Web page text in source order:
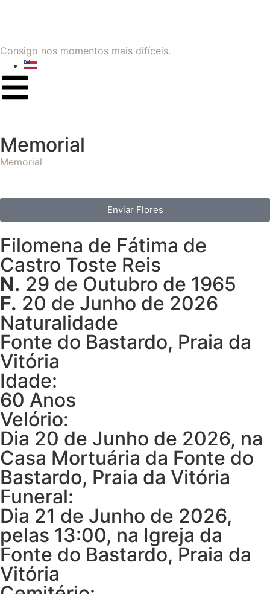
Consigo nos momentos mais difíceis.
Memorial
Memorial
Enviar Flores
Filomena de Fátima de
Castro Toste Reis
N. 29 de Outubro de 1965
F. 20 de Junho de 2026
Naturalidade
Fonte do Bastardo, Praia da
Vitória
Idade:
60 Anos
Velório:
Dia 20 de Junho de 2026, na
Casa Mortuária da Fonte do
Bastardo, Praia da Vitória
Funeral:
Dia 21 de Junho de 2026,
pelas 13:00, na Igreja da
Fonte do Bastardo, Praia da
Vitória